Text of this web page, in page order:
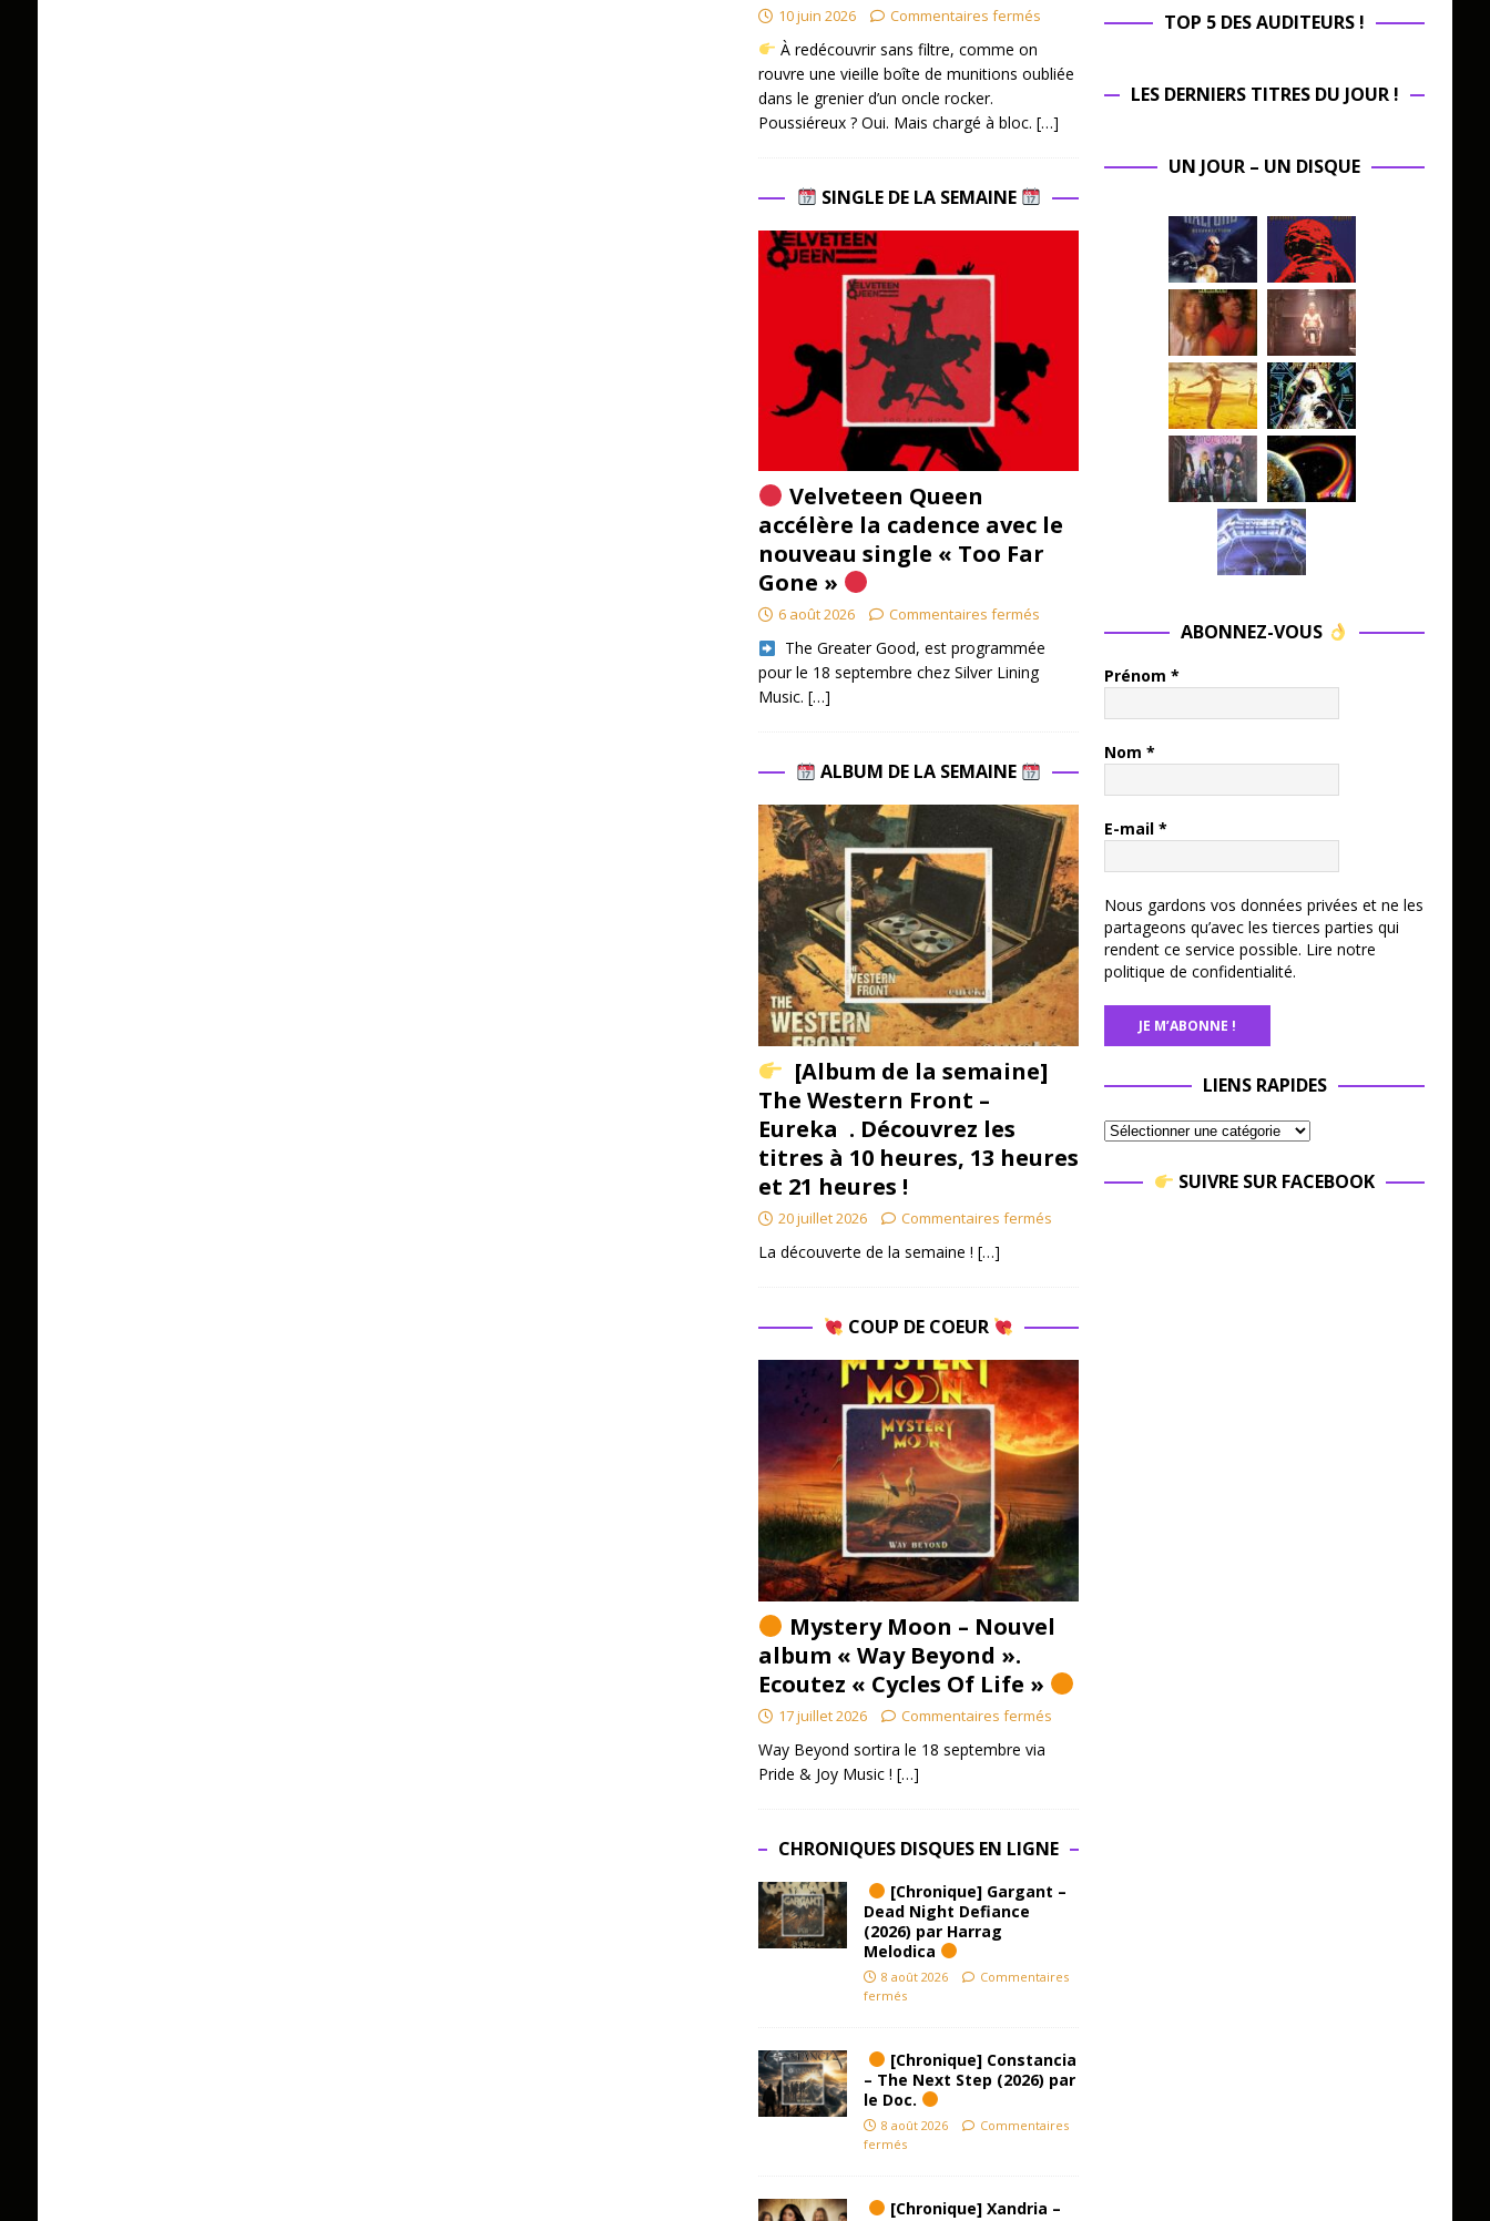
10 juin 2026 Commentaires fermés
À redécouvrir sans filtre, comme on
rouvre une vieille boîte de munitions oubliée
dans le grenier d’un oncle rocker.
Poussiéreux ? Oui. Mais chargé à bloc. […]
SINGLE DE LA SEMAINE
Velveteen Queen
accélère la cadence avec le
nouveau single « Too Far
Gone »
6 août 2026 Commentaires fermés
​ The Greater Good, est programmée
pour le 18 septembre chez Silver Lining
Music. […]
ALBUM DE LA SEMAINE
[Album de la semaine]
The Western Front –
Eureka . Découvrez les
titres à 10 heures, 13 heures
et 21 heures !
20 juillet 2026 Commentaires fermés
La découverte de la semaine ! […]
COUP DE COEUR
Mystery Moon – Nouvel
album « Way Beyond ».
Ecoutez « Cycles Of Life »
17 juillet 2026 Commentaires fermés
Way Beyond sortira le 18 septembre via
Pride & Joy Music ! […]
CHRONIQUES DISQUES EN LIGNE
[Chronique] Gargant –
Dead Night Defiance
(2026) par Harrag
Melodica
8 août 2026
Commentaires
fermés
[Chronique] Constancia
– The Next Step (2026) par
le Doc.
8 août 2026
Commentaires
fermés
[Chronique] Xandria –
TOP 5 DES AUDITEURS !
LES DERNIERS TITRES DU JOUR !
UN JOUR – UN DISQUE
ABONNEZ-VOUS
Prénom *
Nom *
E-mail *
Nous gardons vos données privées et ne les
partageons qu’avec les tierces parties qui
rendent ce service possible. Lire notre
politique de confidentialité.
LIENS RAPIDES
SUIVRE SUR FACEBOOK